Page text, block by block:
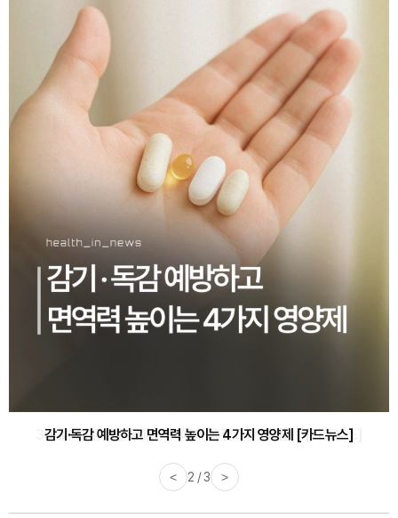
감기·독감 예방하고 면역력 높이는 4가지 영양제 [카드뉴스]
< 3 / 3 >